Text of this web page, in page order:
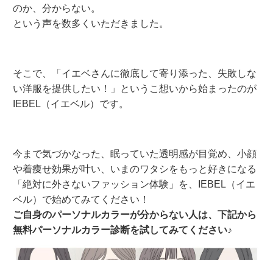
のか、分からない。
という声を数多くいただきました。
そこで、「イエベさんに徹底して寄り添った、失敗しな
い洋服を提供したい！」というこ想いから始まったのが
IEBEL（イエベル）です。
今まで気づかなった、眠っていた透明感が目覚め、小顔
や着痩せ効果が叶い、いまのワタシをもっと好きになる
「絶対に外さないファッション体験」を、IEBEL（イエ
ベル）で始めてみてください！
ご自身のパーソナルカラーが分からない人は、下記から
無料パーソナルカラー診断を試してみてください♪